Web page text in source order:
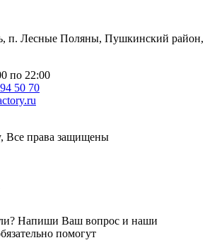
п. Лесные Поляны, Пушкинский район,
по 22:00
50 70
Все права защищены
Напиши Ваш вопрос и наши
помогут